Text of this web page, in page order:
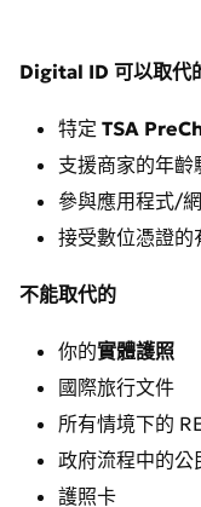
Digital ID 可以取代
特定 TSA
支援商家的年齡
參與應用程式/
接受數位憑證的
不能取代的
你的實體護照
國際旅行文件
所有情境下的
政府流程中的公
護照卡